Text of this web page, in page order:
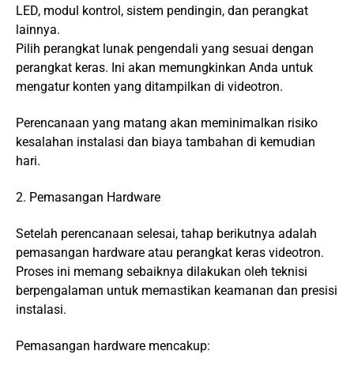
LED, modul kontrol, sistem pendingin, dan perangkat
lainnya.
Pilih perangkat lunak pengendali yang sesuai dengan
perangkat keras. Ini akan memungkinkan Anda untuk
mengatur konten yang ditampilkan di videotron.
Perencanaan yang matang akan meminimalkan risiko
kesalahan instalasi dan biaya tambahan di kemudian
hari.
2. Pemasangan Hardware
Setelah perencanaan selesai, tahap berikutnya adalah
pemasangan hardware atau perangkat keras videotron.
Proses ini memang sebaiknya dilakukan oleh teknisi
berpengalaman untuk memastikan keamanan dan presisi
instalasi.
Pemasangan hardware mencakup: